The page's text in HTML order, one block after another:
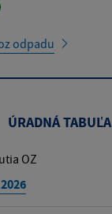
odpadu
ÚRADNÁ TABUĽA
OZ